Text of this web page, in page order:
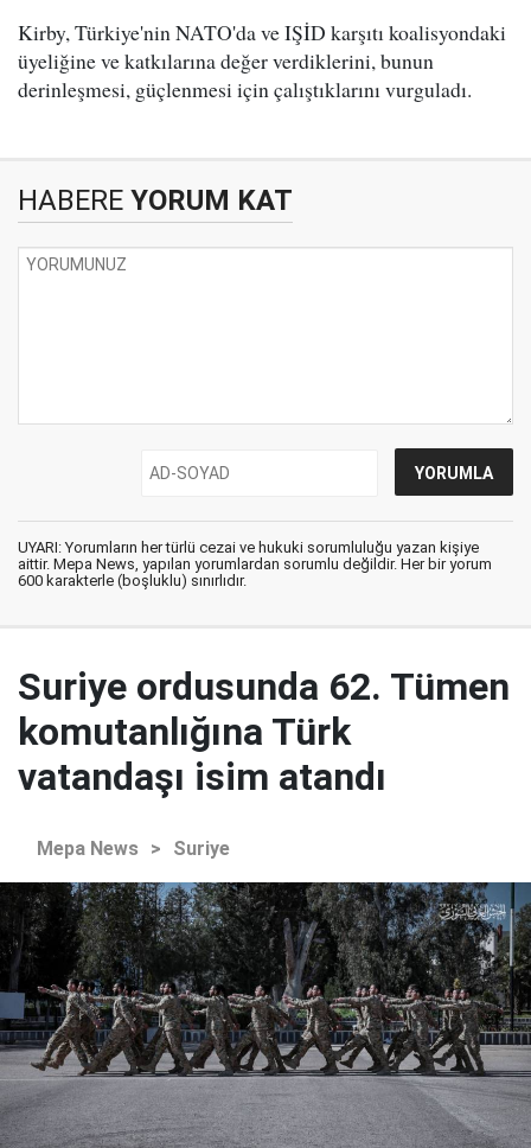
Kirby, Türkiye'nin NATO'da ve IŞİD karşıtı koalisyondaki
üyeliğine ve katkılarına değer verdiklerini, bunun
derinleşmesi, güçlenmesi için çalıştıklarını vurguladı.
HABERE YORUM KAT
UYARI: Yorumların her türlü cezai ve hukuki sorumluluğu yazan kişiye
aittir. Mepa News, yapılan yorumlardan sorumlu değildir. Her bir yorum
600 karakterle (boşluklu) sınırlıdır.
Suriye ordusunda 62. Tümen
komutanlığına Türk
vatandaşı isim atandı
Mepa News > Suriye